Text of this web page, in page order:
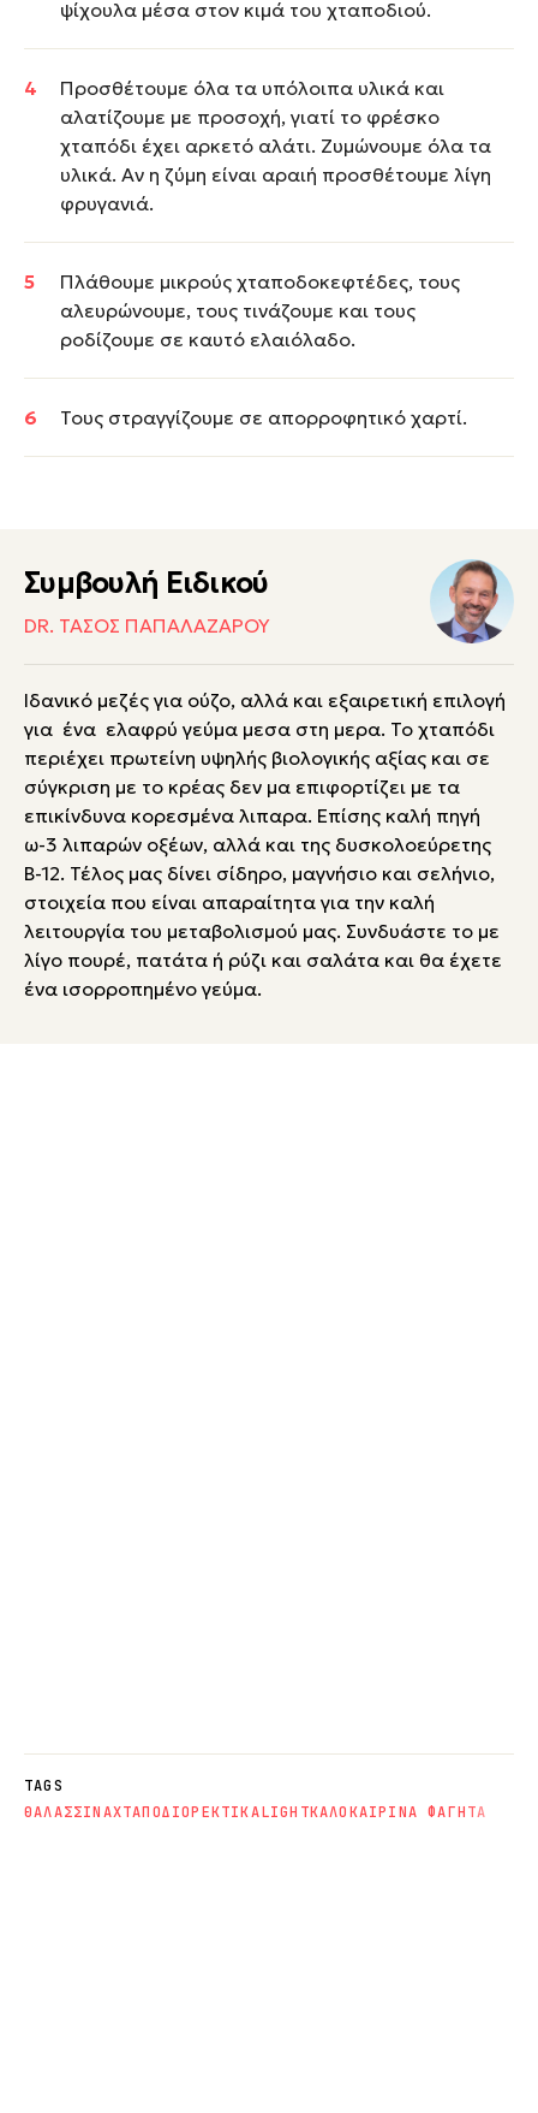
Συμβουλή Ειδικού
DR. ΤΆΣΟΣ ΠΑΠΑΛΑΖΆΡΟΥ
Ιδανικό μεζές για ούζο, αλλά και εξαιρετική επιλογή
για ένα ελαφρύ γεύμα μεσα στη μερα. Το χταπόδι
περιέχει πρωτείνη υψηλής βιολογικής αξίας και σε
σύγκριση με το κρέας δεν μα επιφορτίζει με τα
επικίνδυνα κορεσμένα λιπαρα. Επίσης καλή πηγή
ω-3 λιπαρών οξέων, αλλά και της δυσκολοεύρετης
Β-12. Τέλος μας δίνει σίδηρο, μαγνήσιο και σελήνιο,
στοιχεία που είναι απαραίτητα για την καλή
λειτουργία του μεταβολισμού μας. Συνδυάστε το με
λίγο πουρέ, πατάτα ή ρύζι και σαλάτα και θα έχετε
ένα ισορροπημένο γεύμα.
TAGS
ΘΑΛΑΣΣΙΝΑΧΤΑΠΟΔΙΟΡΕΚΤΙΚΑLIGHTΚΑΛΟΚΑΙΡΙΝΑ ΦΑΓΗΤΑ
ψίχουλα μέσα στον κιμά του χταποδιού.
Προσθέτουμε όλα τα υπόλοιπα υλικά και
αλατίζουμε με προσοχή, γιατί το φρέσκο
χταπόδι έχει αρκετό αλάτι. Ζυμώνουμε όλα τα
υλικά. Αν η ζύμη είναι αραιή προσθέτουμε λίγη
φρυγανιά.
Πλάθουμε μικρούς χταποδοκεφτέδες, τους
αλευρώνουμε, τους τινάζουμε και τους
ροδίζουμε σε καυτό ελαιόλαδο.
Τους στραγγίζουμε σε απορροφητικό χαρτί.